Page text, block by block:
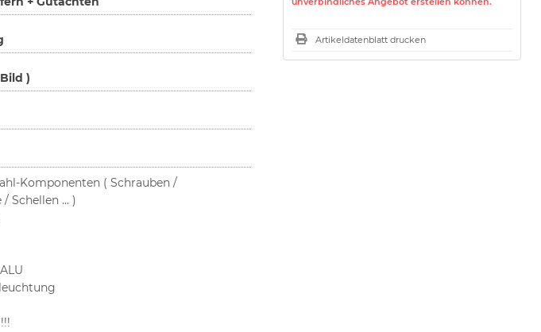
)
Komponenten ( Schrauben /
Schellen ... )
Artikeldatenblatt drucken